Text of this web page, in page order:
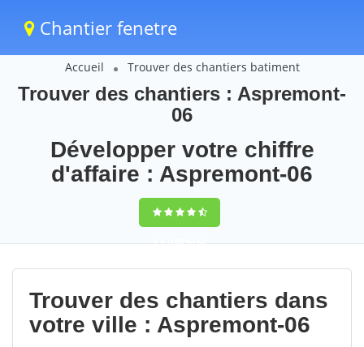
Chantier fenetre
Accueil Trouver des chantiers batiment
Trouver des chantiers : Aspremont-
06
Développer votre chiffre
d'affaire : Aspremont-06
9,5(100%)62
votes
Trouver des chantiers dans
votre ville : Aspremont-06